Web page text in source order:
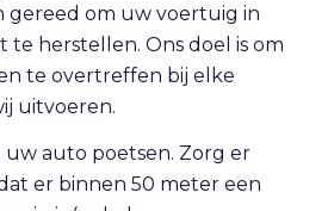
gereed om uw voertuig in
te herstellen. Ons doel is om
te overtreffen bij elke
uitvoeren.
uw auto poetsen. Zorg er
er binnen 50 meter een